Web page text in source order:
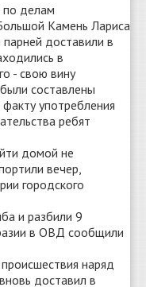
по делам
Камень Лариса
доставили в
в
- свою вину
составлены
употребления
ребят
домой не
вечер,
городского
и разбили 9
в ОВД сообщили
наряд
доставил в